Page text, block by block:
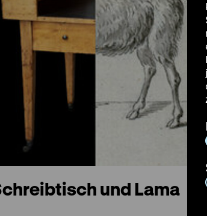
und Lama